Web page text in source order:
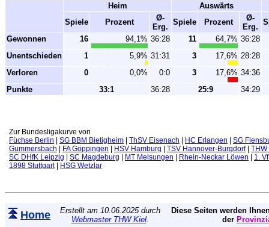
Heim
Auswärts
Spiele
Prozent
Ø-
Erg.
Spiele Prozent
Ø-
Erg.
Gewonnen
16 94,1% 36:28 11 64,7% 36:28
Unentschieden
1 5,9% 31:31 3 17,6% 28:28
Verloren
0 0,0% 0:0 3 17,6% 34:36
Punkte
33:1 36:28 25:9 34:29
Zur Bundesligakurve von
Füchse Berlin
SG BBM Bietigheim ThSV Eisenach HC Erlangen
SG
Gummersbach
FA Göppingen HSV Hamburg TSV Hannover-Burgdorf| THW
SC DHfK Leipzig
SC Magdeburg MT Melsungen Rhein-Neckar Löwen
1.
1898 Stuttgart| HSG Wetzlar
Home
Erstellt am 10.06.2025 durch
Webmaster THW Kiel.
Diese Seiten werden
der